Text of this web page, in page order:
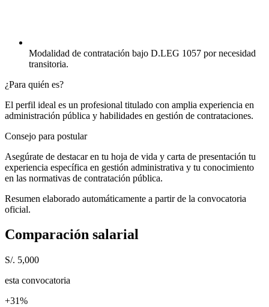
Modalidad de contratación bajo D.LEG 1057 por necesidad
transitoria.
¿Para quién es?
El perfil ideal es un profesional titulado con amplia experiencia en
administración pública y habilidades en gestión de contrataciones.
Consejo para postular
Asegúrate de destacar en tu hoja de vida y carta de presentación tu
experiencia específica en gestión administrativa y tu conocimiento
en las normativas de contratación pública.
Resumen elaborado automáticamente a partir de la convocatoria
oficial.
Comparación salarial
S/. 5,000
esta convocatoria
+31%